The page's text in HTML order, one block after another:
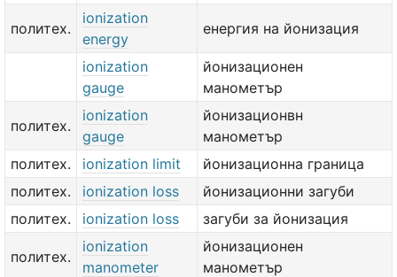
политех.
ionization
energy
енергия на йонизация
ionization
gauge
йонизационен
манометър
политех.
ionization
gauge
йонизационвн
манометър
политех.
ionization limit
йонизационна граница
политех.
ionization loss
йонизационни загуби
политех.
ionization loss загуби за йонизация
политех.
ionization
manometer
йонизационен
манометър